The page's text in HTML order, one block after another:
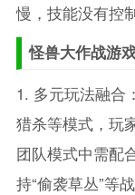
慢，技能没有控
怪兽大作战游
1. 多元玩法融合
猎杀等模式，玩
团队模式中需配
持“偷袭草丛”等